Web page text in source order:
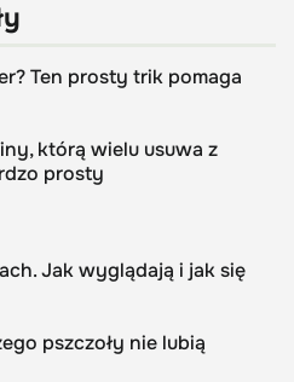
Ten prosty trik pomaga
którą wielu usuwa z
prosty
Jak wyglądają i jak się
pszczoły nie lubią